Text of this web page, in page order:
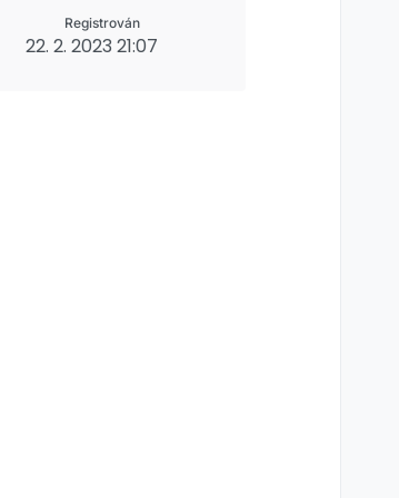
Registrován
22. 2. 2023 21:07